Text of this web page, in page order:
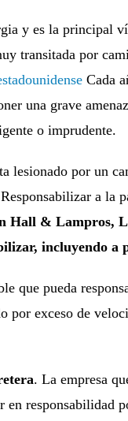
y es la principal
transitada por
Cada
una grave
o imprudente.
lesionado por un
a la
Hall & Lampros,
incluyendo a
que pueda
por exceso de
. La empresa
en responsabilidad